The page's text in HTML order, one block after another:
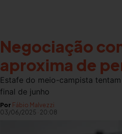
Negociação
aproxima de
Estafe do meio-campista
final de junho
Por Fábio Malvezzi
03/06/2025 · 20:08